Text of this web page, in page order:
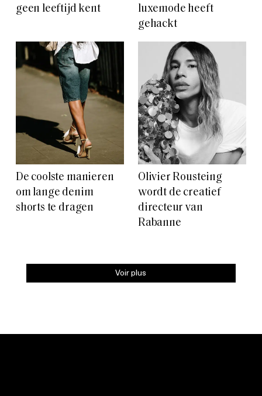
geen leeftijd kent
luxemode heeft
gehackt
De coolste manieren
om lange denim
shorts te dragen
Olivier Rousteing
wordt de creatief
directeur van
Rabanne
Voir plus